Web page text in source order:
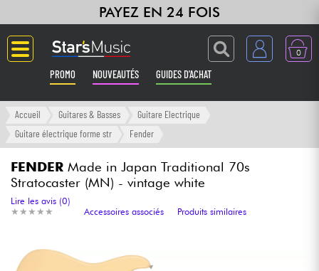
PAYEZ EN 24 FOIS
0
PROMO NOUVEAUTÉS GUIDES D'ACHAT
Langue
Amplis & Effets
Synthés & Sampleurs
Accueil Guitares & Basses
Guitare Electrique
Guitare électrique forme str
Fender
FENDER Made in Japan Traditional 70s
Stratocaster (MN) - vintage white
★ ★ ★ ★ ★
★ ★ ★ ★ ★
Lire les avis (0)
Accessoires associés
Produits similaires